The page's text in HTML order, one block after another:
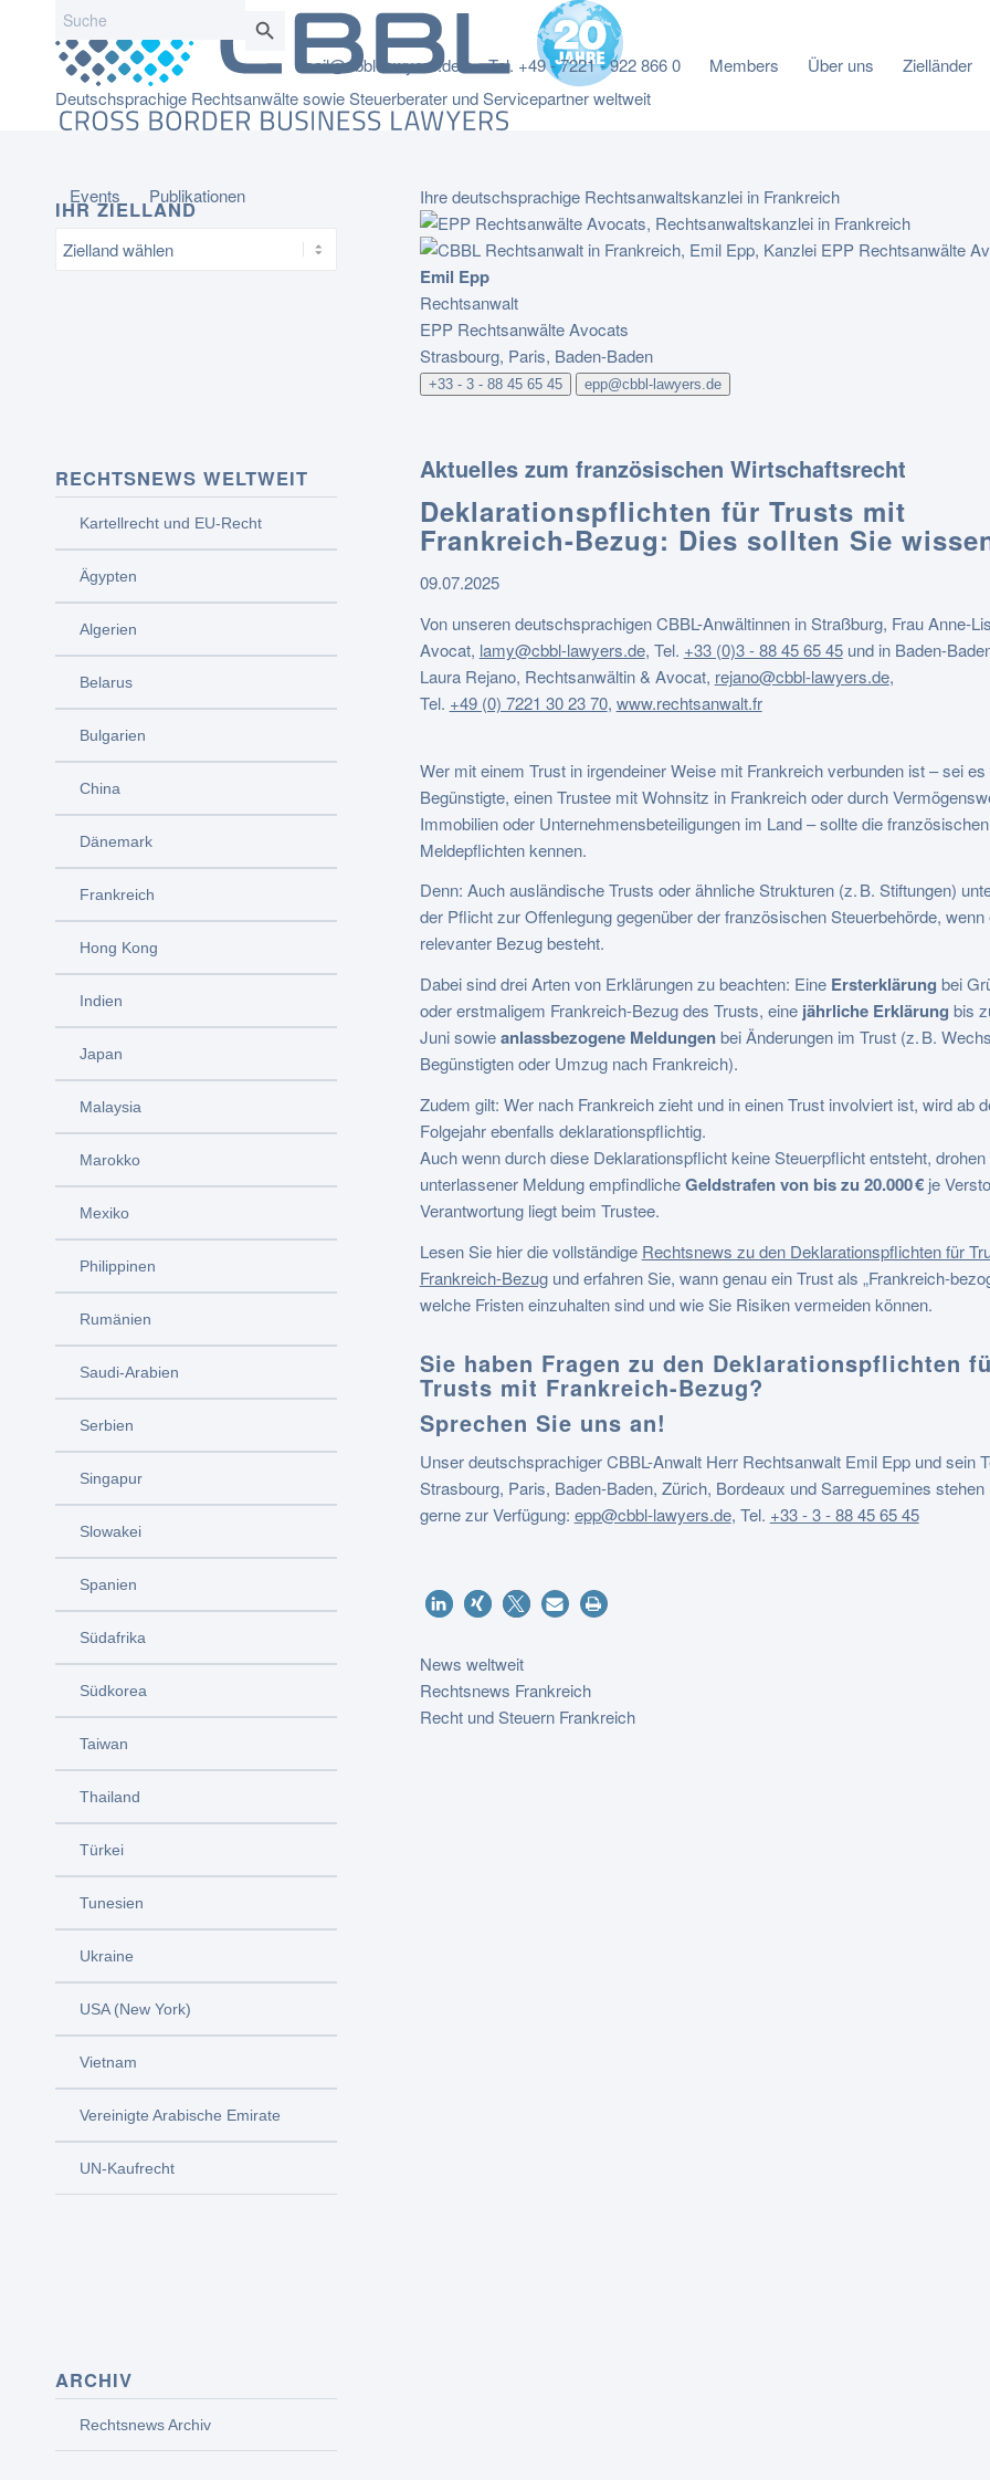
for:
mail@cbbl-lawyers.de Tel. +49 - 7221 - 922 866 0 Members Über uns Zielländer
Events Publikationen
Deutschsprachige Rechtsanwälte sowie Steuerberater und Servicepartner weltweit
IHR ZIELLAND
RECHTSNEWS WELTWEIT
Kartellrecht und EU-Recht
Ägypten
Algerien
Belarus
Bulgarien
China
Dänemark
Frankreich
Hong Kong
Indien
Japan
Malaysia
Marokko
Mexiko
Philippinen
Rumänien
Saudi-Arabien
Serbien
Singapur
Slowakei
Spanien
Südafrika
Südkorea
Taiwan
Thailand
Türkei
Tunesien
Ukraine
USA (New York)
Vietnam
Vereinigte Arabische Emirate
UN-Kaufrecht
ARCHIV
Rechtsnews Archiv
Ihre deutschsprachige Rechtsanwaltskanzlei in Frankreich
Emil Epp
Rechtsanwalt
EPP Rechtsanwälte Avocats
Strasbourg, Paris, Baden-Baden
+33 - 3 - 88 45 65 45 epp@cbbl-lawyers.de
Aktuelles zum französischen Wirtschaftsrecht
Deklarationspflichten für Trusts mit
Frankreich-Bezug: Dies sollten Sie
09.07.2025
Von unseren deutschsprachigen CBBL-Anwältinnen in Straßburg, Frau Anne-
Avocat, lamy@cbbl-lawyers.de, Tel. +33 (0)3 - 88 45 65 45und in Baden-
Laura Rejano, Rechtsanwältin & Avocat, rejano@cbbl-lawyers.de,
Tel. +49 (0) 7221 30 23 70, www.rechtsanwalt.fr
Wer mit einem Trust in irgendeiner Weise mit Frankreich verbunden ist – sei
Begünstigte, einen Trustee mit Wohnsitz in Frankreich oder durch
Immobilien oder Unternehmensbeteiligungen im Land – sollte die französischen
Meldepflichten kennen.
Denn: Auch ausländische Trusts oder ähnliche Strukturen (z. B. Stiftungen)
der Pflicht zur Offenlegung gegenüber der französischen Steuerbehörde, wenn
relevanter Bezug besteht.
Dabei sind drei Arten von Erklärungen zu beachten: Eine Ersterklärung bei
oder erstmaligem Frankreich-Bezug des Trusts, eine jährliche Erklärung bis
Juni sowieanlassbezogene Meldungenbei Änderungen im Trust (z. B.
Begünstigten oder Umzug nach Frankreich).
Zudem gilt: Wer nach Frankreich zieht und in einen Trust involviert ist, wird ab
Folgejahr ebenfalls deklarationspflichtig.
Auch wenn durch diese Deklarationspflicht keine Steuerpflicht entsteht, drohen
unterlassener Meldung empfindlicheGeldstrafen von bis zu 20.000 €je
Verantwortung liegt beim Trustee.
Lesen Sie hier die vollständige Rechtsnews zu den Deklarationspflichten für
Frankreich-Bezugund erfahren Sie, wann genau ein Trust als „Frankreich-
welche Fristen einzuhalten sind und wie Sie Risiken vermeiden können.
Sie haben Fragen zu den Deklarationspflichten
Trusts mit Frankreich-Bezug?
Sprechen Sie uns an!
Unser deutschsprachiger CBBL-Anwalt Herr Rechtsanwalt Emil Epp und sein
Strasbourg, Paris, Baden-Baden, Zürich, Bordeaux und Sarreguemines stehen
gerne zur Verfügung: epp@cbbl-lawyers.de, Tel. +33 - 3 - 88 45 65 45
News weltweit
Rechtsnews Frankreich
Recht und Steuern Frankreich